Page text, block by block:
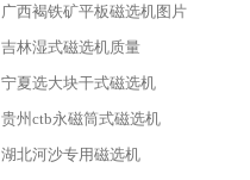
广西褐铁矿平板磁选机图片
吉林湿式磁选机质量
宁夏选大块干式磁选机
贵州ctb永磁筒式磁选机
湖北河沙专用磁选机